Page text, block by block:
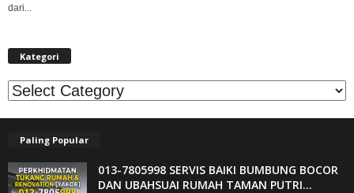
dari...
Kategori
Kategori
Paling Popular
013-7805998 SERVIS BAIKI BUMBUNG BOCOR
DAN UBAHSUAI RUMAH TAMAN PUTRI...